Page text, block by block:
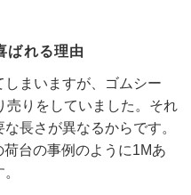
ばれる理由
まいますが、ゴムシー
売りをしていました。それ
長さが異なるからです。
台の事例のように1Mあ